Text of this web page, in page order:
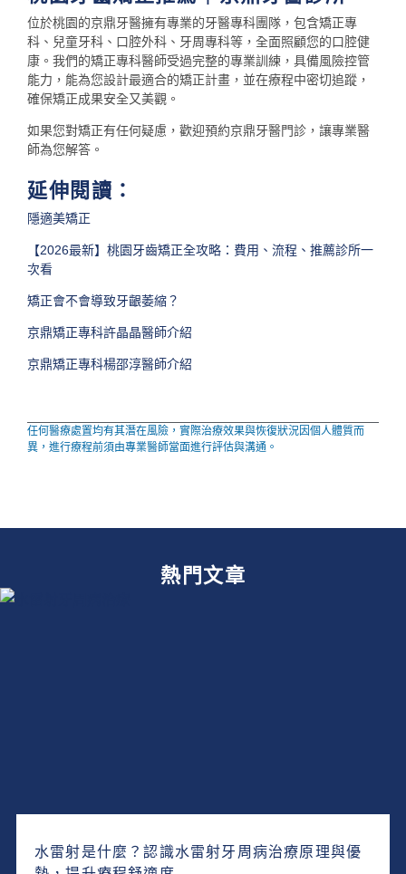
位於桃園的京鼎牙醫擁有專業的牙醫專科團隊，包含矯正專
科、兒童牙科、口腔外科、牙周專科等，全面照顧您的口腔健
康。我們的矯正專科醫師受過完整的專業訓練，具備風險控管
能力，能為您設計最適合的矯正計畫，並在療程中密切追蹤，
確保矯正成果安全又美觀。
如果您對矯正有任何疑慮，歡迎預約京鼎牙醫門診，讓專業醫
師為您解答。
延伸閱讀：
隱適美矯正
【2026最新】桃園牙齒矯正全攻略：費用、流程、推薦診所一
次看
矯正會不會導致牙齦萎縮？
京鼎矯正專科許晶晶醫師介紹
京鼎矯正專科楊邵淳醫師介紹
任何醫療處置均有其潛在風險，實際治療效果與恢復狀況因個人體質而
異，進行療程前須由專業醫師當面進行評估與溝通。
熱門文章
水雷射是什麼？認識水雷射牙周病治療原理與優